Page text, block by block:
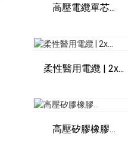
高壓電纜單芯...
柔性醫用電纜 | 2x...
高壓矽膠橡膠…